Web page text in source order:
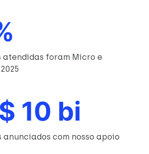
atendidas foram Micro e
10 bi
anunciados com nosso apoio